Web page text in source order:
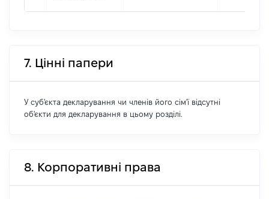
7. Цінні папери
У суб'єкта декларування чи членів його сім'ї відсутні
об'єкти для декларування в цьому розділі.
8. Корпоративні права